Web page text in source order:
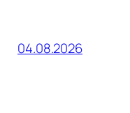
04.08.2026